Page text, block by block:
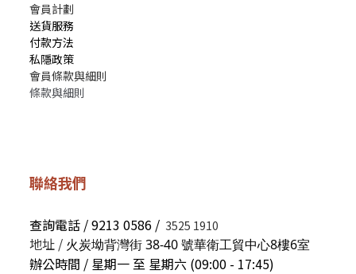
會員計劃
送貨服務
付款方法
私隱政策
會員條款與細則
條款與細則
聯絡我們
查詢電話 / 9213 0586 / 3525 1910
地址 / 火炭坳背灣街 38-40 號華衛工貿中心8樓6室
辦公時間 / 星期一 至 星期六 (09:00 - 17:45)